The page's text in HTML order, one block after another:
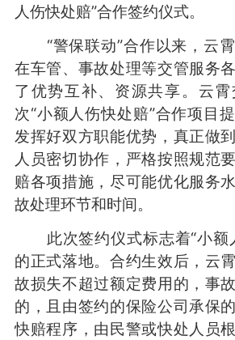
人伤快处赔”合作签约仪式。
“警保联动”合作以来，云霄
在车管、事故处理等交管服务
了优势互补、资源共享。云
次“小额人伤快处赔”合作项目
发挥好双方职能优势，真正做
人员密切协作，严格按照规范
赔各项措施，尽可能优化服务
故处理环节和时间。
此次签约仪式标志着“小额
的正式落地。合约生效后，云
故损失不超过额定费用的，事
的，且由签约的保险公司承保
快赔程序，由民警或快处人员